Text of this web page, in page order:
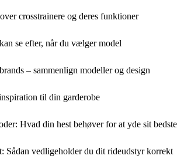
crosstrainere og deres funktioner
se efter, når du vælger model
– sammenlign modeller og design
til din garderobe
Hvad din hest behøver for at yde sit bedste
Sådan vedligeholder du dit rideudstyr korrekt